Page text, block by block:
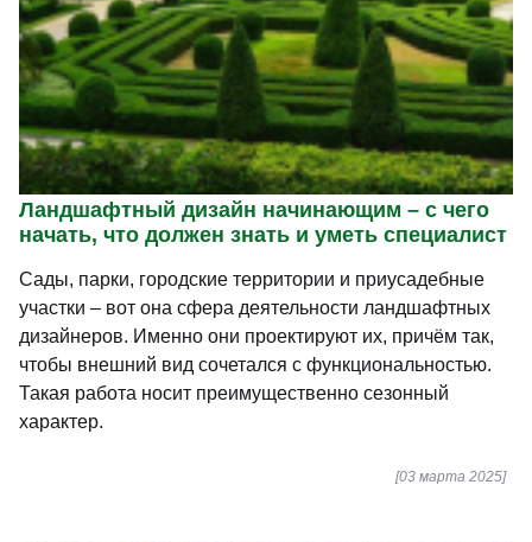
Ландшафтный дизайн начинающим – с чего
начать, что должен знать и уметь специалист
Сады, парки, городские территории и приусадебные
участки – вот она сфера деятельности ландшафтных
дизайнеров. Именно они проектируют их, причём так,
чтобы внешний вид сочетался с функциональностью.
Такая работа носит преимущественно сезонный
характер.
[03 марта 2025]